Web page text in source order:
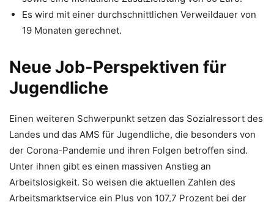
Es wird mit einer durchschnittlichen Verweildauer von
19 Monaten gerechnet.
Neue Job-Perspektiven für
Jugendliche
Einen weiteren Schwerpunkt setzen das Sozialressort des
Landes und das AMS für Jugendliche, die besonders von
der Corona-Pandemie und ihren Folgen betroffen sind.
Unter ihnen gibt es einen massiven Anstieg an
Arbeitslosigkeit. So weisen die aktuellen Zahlen des
Arbeitsmarktservice ein Plus von 107,7 Prozent bei der